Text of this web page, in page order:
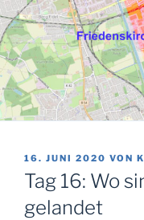
VERÖFFENTLICHT
AM
16. JUNI 2020 VON
Tag 16: Wo
gelandet